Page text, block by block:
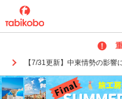
【7/31更新】中東情勢の影